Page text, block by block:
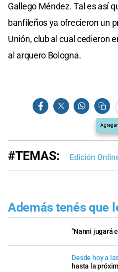
Gallego Méndez. Tal es así
banfileños ya ofrecieron un
Unión, club al cual cedieron
al arquero Bologna.
#TEMAS: Edición
Además tenés que
"Nanni jugará
Desde hoy a
hasta la